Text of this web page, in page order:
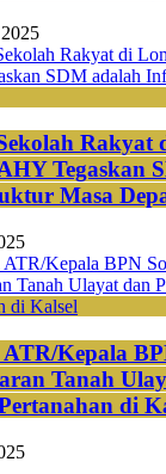
Rakyat
Tegaskan
Masa
Kepala
Tanah
di